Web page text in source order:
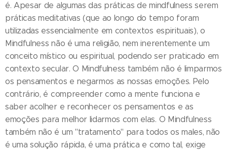
é. Apesar de algumas das práticas de mindfulness serem
práticas meditativas (que ao longo do tempo foram
utilizadas essencialmente em contextos espirituais), o
Mindfulness não é uma religião, nem inerentemente um
conceito místico ou espiritual, podendo ser praticado em
contexto secular. O Mindfulness também não é limparmos
os pensamentos e negarmos as nossas emoções. Pelo
contrário, é compreender como a mente funciona e
saber acolher e reconhecer os pensamentos e as
emoções para melhor lidarmos com elas. O Mindfulness
também não é um "tratamento" para todos os males, não
é uma solução rápida, é uma prática e como tal, exige